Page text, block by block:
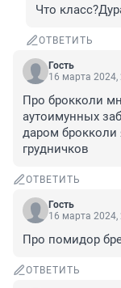
Что
ОТВЕТИТЬ
Гость
16 марта 2024,
Про брокколи
аутоимунных
даром
грудничков
ОТВЕТИТЬ
Гость
16 марта 2024,
Про помидор
ОТВЕТИТЬ